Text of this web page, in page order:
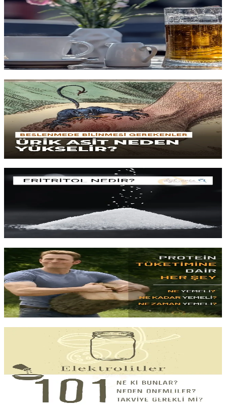
Çay ve kahvenin diüretik (su atıcı) olduğu için su yerine geçmediği
düşüncesi, beslenme dünyasındakien yaygın yanılgılardan biridir.
Su harici içeceklerin hidrasyon üzerindekifizyolojik etkilerinive
günlük sıvı tüketiminin dinamiklerini gelin birlikte inceleyelim.
Yazıyı oku 15 dk okuma
Ürik Asit Yüksekliği (Hiperürisemi) ve Beslenme
Kırmızı eti kesmek tek başına hiperürisemiyi çözmüyor; asıl suçlu
çoğunluklafruktoz tüketimiveinsülin direncidir. Ürik asit
seviyelerinikalıcı olarak düşürmekiçin kanıta dayalı beslenme
stratejileri.
Yazıyı oku 10 dk okuma
Eritritol Nedir? Kullanılmalı mı?
, sıfır kan şekeri etkisi: eritritol cazip
kalp sağlığıaraştırmaları ne söylüyor?
Nasıl sindiriliyor,yan etkilerivar mı? Gerçekçi bir değerlendirme.
8 dk okuma
Protein Nedir?
Gündekaç gram proteinyeterli, dağılım önemli mi vehayvansal
ile bitkisel kaynaklar
arasındaki fark nedir? Amino asitlerden
kaliteli kaynaklara,öğünler arası doğru dağıtıma kapsamlı rehber.
Yazıyı oku 8 dk okuma
Elektrolitler 101
, yorgunluk,baş dönmesi : bunların büyük kısmı elektrolit
dengesizliğinden kaynaklanır.Sodyum, potasyum ve
magnezyumun
vücuttaki rolü, dengesizlik nedenleri ve doğal
kaynaklardan nasıl alındığı.
6 dk okuma